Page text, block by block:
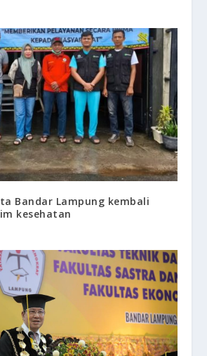
Bandar Lampung kembali
kesehatan